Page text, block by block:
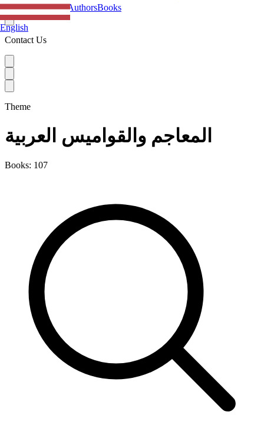
HomeCategoriesAuthorsBooks
Contact Us
English
Theme
المعاجم والقواميس العربية
Books: 107